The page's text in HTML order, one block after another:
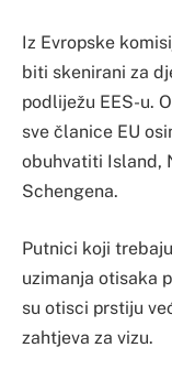
Iz Evropske
biti skenirani za
podliježu EES-u.
sve članice EU
obuhvatiti Island,
Schengena.
Putnici koji
uzimanja otisaka
su otisci prstiju
zahtjeva za vizu.